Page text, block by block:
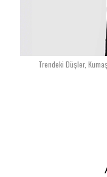
Trendeki Düşler,